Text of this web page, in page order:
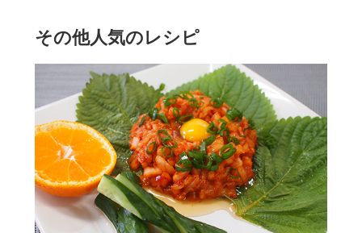
その他人気のレシピ